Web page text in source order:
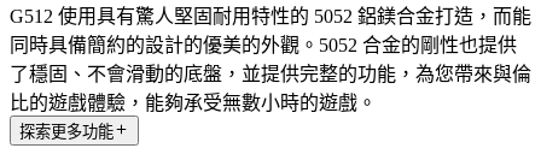
G512 使用具有驚人堅固耐用特性的 5052 鋁鎂合金打造，而能
同時具備簡約的設計的優美的外觀。5052 合金的剛性也提供
了穩固、不會滑動的底盤，並提供完整的功能，為您帶來與倫
比的遊戲體驗，能夠承受無數小時的遊戲。
探索更多功能